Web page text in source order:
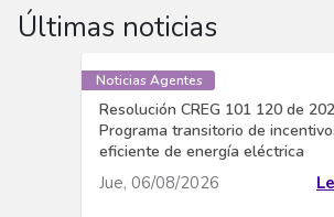
Últimas noticias
Noticias Agentes
Resolución CREG 101 120 de
Programa transitorio de
eficiente de energía eléctrica
Jue, 06/08/2026